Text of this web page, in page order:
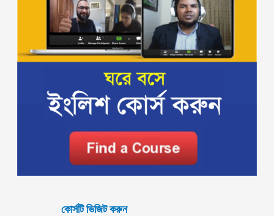
কোর্সটি ভিজিট করুন